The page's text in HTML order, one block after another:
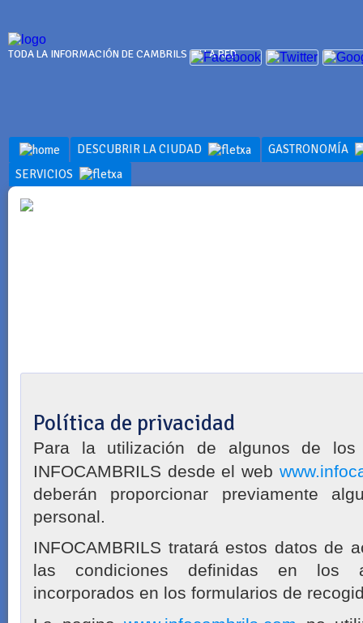
TODA LA INFORMACIÓN DE CAMBRILS EN LA RED
DESCUBRIR LA CIUDAD
GASTRONOMÍA
SERVICIOS
Política de privacidad
Para la utilización de algunos de los
INFOCAMBRILS desde el web
deberán proporcionar previamente
personal.
INFOCAMBRILS tratará estos datos de
las condiciones definidas en los
incorporados en los formularios de